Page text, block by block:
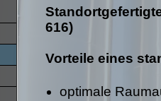
616)
Vorteile eines
optimale